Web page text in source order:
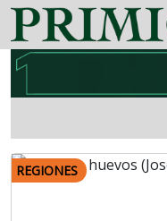
REGIONES